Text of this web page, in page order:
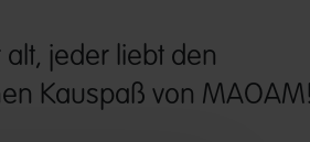
jeder liebt den
Kauspaß von MAOAM!